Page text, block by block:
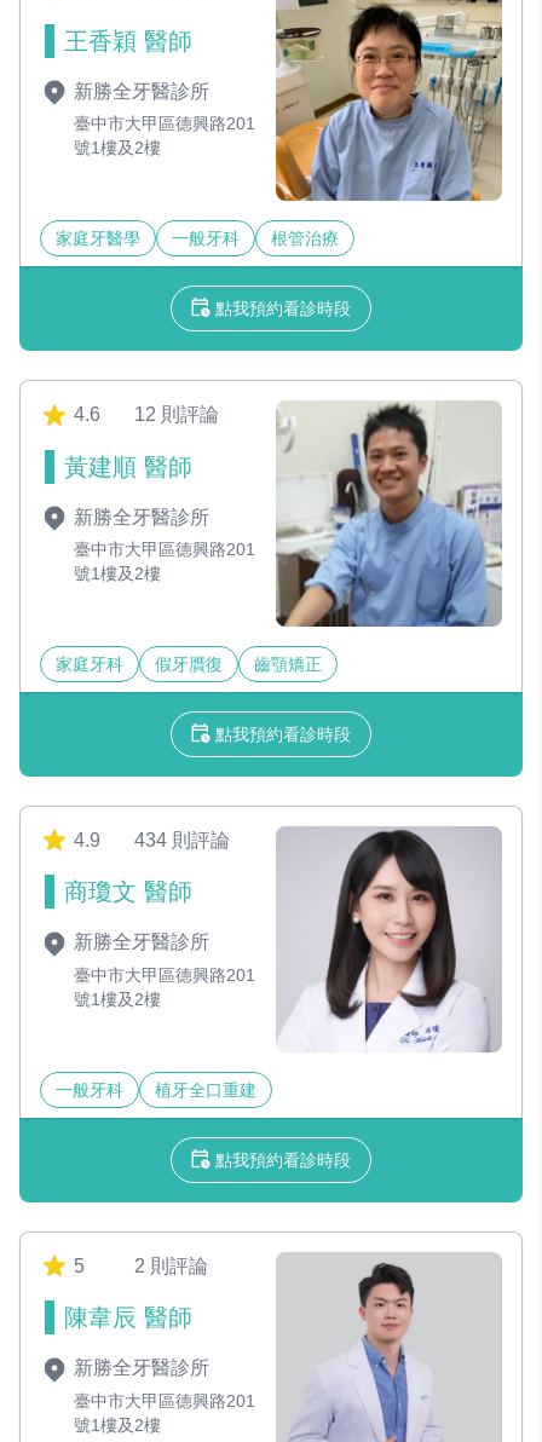
王香穎 醫師
新勝全牙醫診所
臺中市大甲區德興路201
號1樓及2樓
家庭牙醫學 一般牙科 根管治療
點我預約看診時段
4.6 12 則評論
黃建順 醫師
新勝全牙醫診所
臺中市大甲區德興路201
號1樓及2樓
家庭牙科 假牙贋復 齒顎矯正
點我預約看診時段
4.9 434 則評論
商瓊文 醫師
新勝全牙醫診所
臺中市大甲區德興路201
號1樓及2樓
一般牙科 植牙全口重建
點我預約看診時段
5 2 則評論
陳韋辰 醫師
新勝全牙醫診所
臺中市大甲區德興路201
號1樓及2樓